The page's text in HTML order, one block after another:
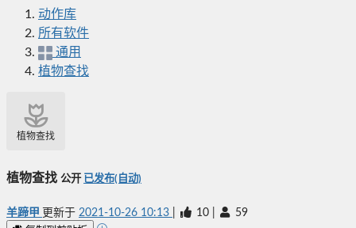
动作库
所有软件
通用
植物查找
植物查找
植物查找 公开 已发布(自动)
羊蹄甲 更新于 2021-10-26 10:13 10 59